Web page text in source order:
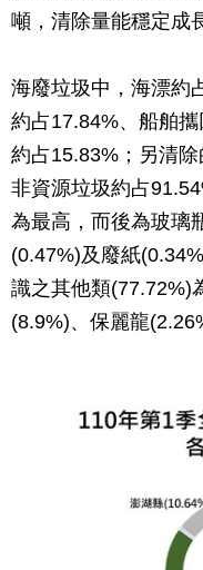
噸，清除量能穩定成
海廢垃圾中，海漂約
約占17.84%、船舶
約占15.83%；另清
非資源垃圾約占
為最高，而後為玻璃
(0.47%)及廢紙
識之其他類(77.72%)
(8.9%)、保麗龍